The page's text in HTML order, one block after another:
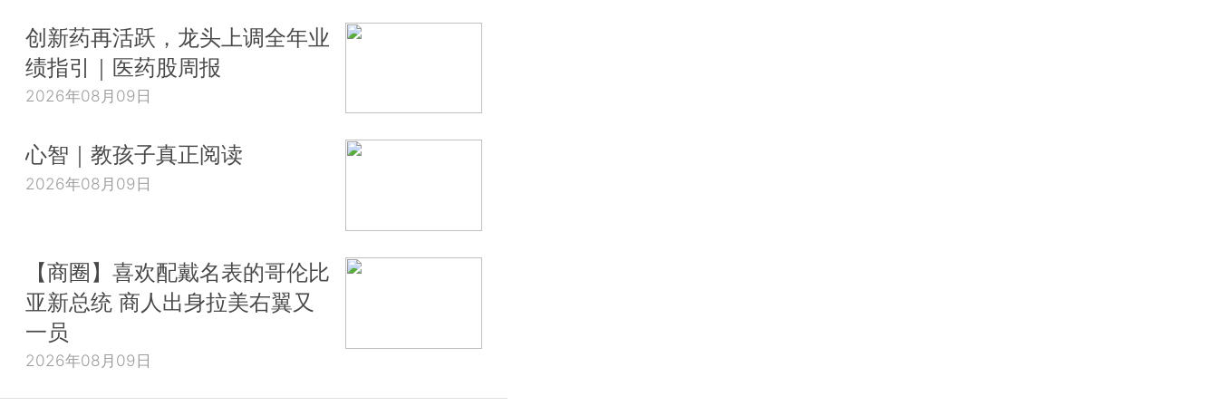
创新药再活跃，龙头上调全年业
绩指引｜医药股周报
2026年08月09日
心智｜教孩子真正阅读
2026年08月09日
【商圈】喜欢配戴名表的哥伦比
亚新总统 商人出身拉美右翼又
一员
2026年08月09日